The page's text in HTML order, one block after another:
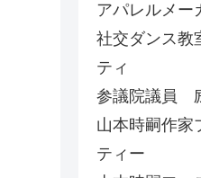
アパレルメー
社交ダンス
ティ
参議院議員
山本時嗣作家
ティー